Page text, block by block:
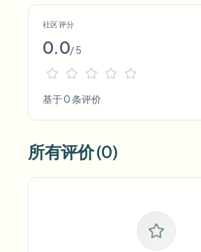
社区评分
0.0/ 5
基于 0 条评价
所有评价 (0)